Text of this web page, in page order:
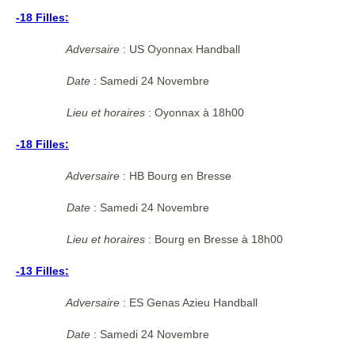
-18 Filles:
Adversaire : US Oyonnax Handball
Date : Samedi 24 Novembre
Lieu et horaires : Oyonnax à 18h00
-18 Filles:
Adversaire : HB Bourg en Bresse
Date : Samedi 24 Novembre
Lieu et horaires : Bourg en Bresse à 18h00
-13 Filles:
Adversaire : ES Genas Azieu Handball
Date : Samedi 24 Novembre